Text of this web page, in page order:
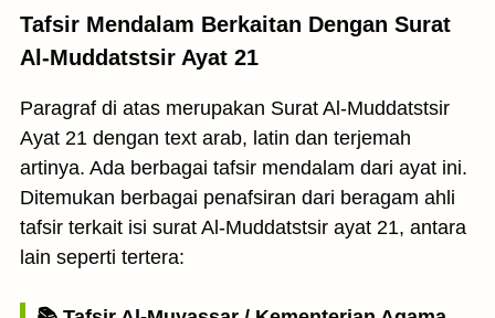
Tafsir Mendalam Berkaitan Dengan Surat
Al-Muddatstsir Ayat 21
Paragraf di atas merupakan Surat Al-Muddatstsir
Ayat 21 dengan text arab, latin dan terjemah
artinya. Ada berbagai tafsir mendalam dari ayat ini.
Ditemukan berbagai penafsiran dari beragam ahli
tafsir terkait isi surat Al-Muddatstsir ayat 21, antara
lain seperti tertera: